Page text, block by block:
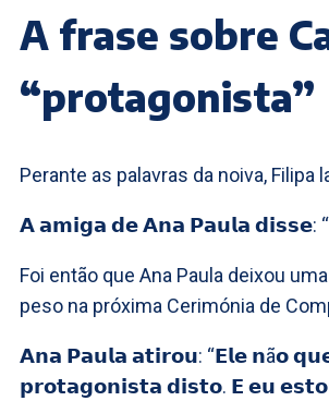
A frase sobre
“protagonista”
Perante as palavras da noiva, Filipa
𝗔 𝗮𝗺𝗶𝗴𝗮 𝗱𝗲 𝗔𝗻𝗮 𝗣𝗮𝘂𝗹𝗮 𝗱𝗶𝘀𝘀𝗲:
Foi então que Ana Paula deixou
peso na próxima Cerimónia de
𝗔𝗻𝗮 𝗣𝗮𝘂𝗹𝗮 𝗮𝘁𝗶𝗿𝗼𝘂: “𝗘𝗹𝗲 𝗻ã𝗼
𝗽𝗿𝗼𝘁𝗮𝗴𝗼𝗻𝗶𝘀𝘁𝗮 𝗱𝗶𝘀𝘁𝗼. 𝗘 𝗲𝘂